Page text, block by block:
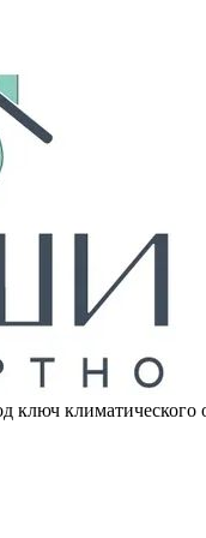
ключ климатического